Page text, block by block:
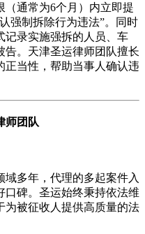
通常为6个月）内立即提
强制拆除行为违法”。同时
记录实施强拆的人员、车
告。天津圣运律师团队擅长
正当性，帮助当事人确认违
师团队
多年，代理的多起案件入
口碑。圣运始终秉持依法维
为被征收人提供高质量的法